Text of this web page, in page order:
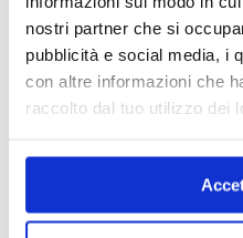
nostri partner che si
pubblicità e social media, i
con altre informazioni che
raccolto dal tuo utilizzo dei
WhatsApp